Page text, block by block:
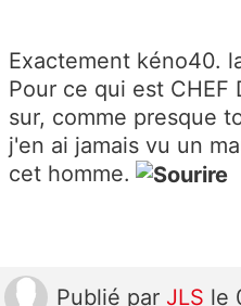
Exactement kéno40.
Pour ce qui est CHEF
sur, comme presque
j'en ai jamais vu un
cet homme.
Publié par JLS le